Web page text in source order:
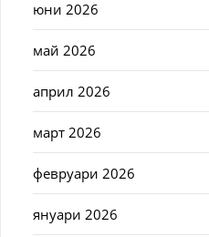
юни 2026
май 2026
април 2026
март 2026
февруари 2026
януари 2026